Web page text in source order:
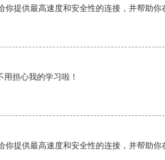
提供最高速度和安全性的连接，并帮助你
担心我的学习啦！
提供最高速度和安全性的连接，并帮助你